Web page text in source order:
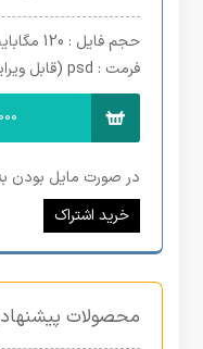
حجم فایل : 120 مگابایت
فرمت : psd (قابل ویرایش)
9,000
در صورت مایل بودن
خرید اشتراک
محصولات